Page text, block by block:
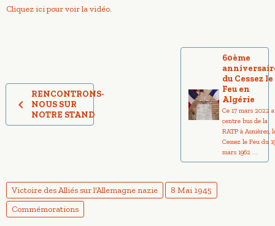
Cliquez ici pour voir la vidéo.
RENCONTRONS-
NOUS SUR
NOTRE STAND
60ème
du Cessez le
Feu en
Algérie
Ce 17 mars 2022
centre bus de la
RATP à Asnières,
Cessez le Feu du
mars 1962 ...
Victoire des Alliés sur l'Allemagne nazie
8 Mai 1945
Commémorations